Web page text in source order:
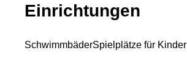
Einrichtungen
SchwimmbäderSpielplätze für Kinder